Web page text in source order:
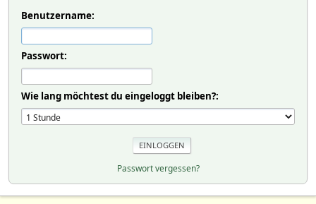
Benutzername:
Passwort:
Wie lang möchtest du eingeloggt bleiben?:
Passwort vergessen?